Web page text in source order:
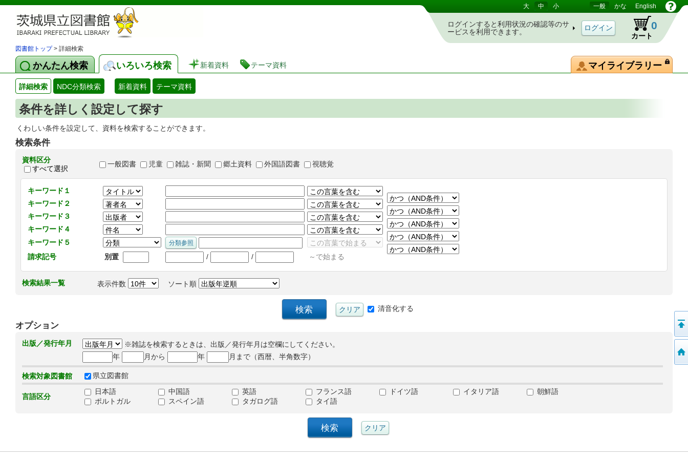
茨城県立図書館 蔵書検索・予約システム 大 中 小 一般 かな English
ログインすると利用状況の確認等のサ
ービスを利用できます。
カート
0
図書館トップ> 詳細検索
かんたん検索 いろいろ検索 新着資料 テーマ資料 マイライブラリー
詳細検索 NDC分類検索 新着資料 テーマ資料
条件を詳しく設定して探す
くわしい条件を設定して、資料を検索することができます。
検索条件
資料区分
すべて選択
一般図書 児童 雑誌・新聞 郷土資料 外国語図書 視聴覚
キーワード１
キーワード２
キーワード３
キーワード４
キーワード５
請求記号
別置 / / ～で始まる
検索結果一覧 表示件数 ソート順
清音化する
オプション
出版／発行年月
※雑誌を検索するときは、出版／発行年月は空欄にしてください。
年
月から 年 月まで（西暦、半角数字）
検索対象図書館 県立図書館
言語区分
日本語 中国語 英語 フランス語 ドイツ語 イタリア語
朝鮮語
ポルトガル
スペイン語 タガログ語 タイ語